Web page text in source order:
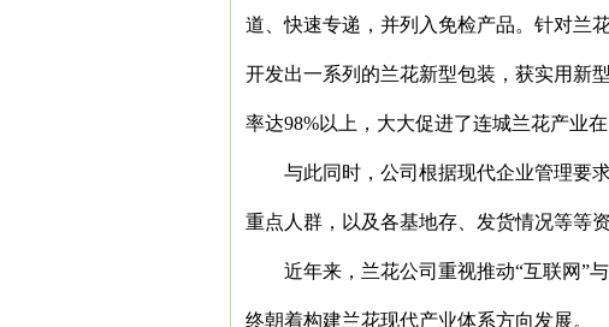
道、快速专递，并列入免检产品。针对兰
开发出一系列的兰花新型包装，获实用新
率达98%以上，大大促进了连城兰花产业在
与此同时，公司根据现代企业管理要
重点人群，以及各基地存、发货情况等等
近年来，兰花公司重视推动“互联网”
终朝着构建兰花现代产业体系方向发展。